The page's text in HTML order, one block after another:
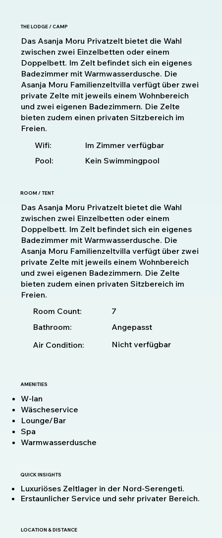
THE LODGE / CAMP
Das Asanja Moru Privatzelt bietet die Wahl
zwischen zwei Einzelbetten oder einem
Doppelbett. Im Zelt befindet sich ein eigenes
Badezimmer mit Warmwasserdusche. Die
Asanja Moru Familienzeltvilla verfügt über zwei
private Zelte mit jeweils einem Wohnbereich
und zwei eigenen Badezimmern. Die Zelte
bieten zudem einen privaten Sitzbereich im
Freien.
Wifi:
Im Zimmer verfügbar
Pool:
Kein Swimmingpool
ROOM / TENT
Das Asanja Moru Privatzelt bietet die Wahl
zwischen zwei Einzelbetten oder einem
Doppelbett. Im Zelt befindet sich ein eigenes
Badezimmer mit Warmwasserdusche. Die
Asanja Moru Familienzeltvilla verfügt über zwei
private Zelte mit jeweils einem Wohnbereich
und zwei eigenen Badezimmern. Die Zelte
bieten zudem einen privaten Sitzbereich im
Freien.
Room Count:
7
Bathroom:
Angepasst
Air Condition:
Nicht verfügbar
AMENITIES
W-lan
Wäscheservice
Lounge/Bar
Spa
Warmwasserdusche
QUICK INSIGHTS
Luxuriöses Zeltlager in der Nord-Serengeti.
Erstaunlicher Service und sehr privater Bereich.
LOCATION & DISTANCE